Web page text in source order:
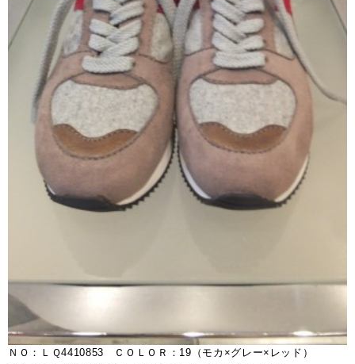
ＮＯ：ＬＱ4410853 ＣＯＬＯＲ：19（モカ×グレー×レッド）